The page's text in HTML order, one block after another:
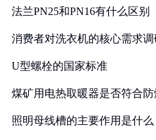
法兰PN25和PN16有什么区别
消费者对洗衣机的核心需求
U型螺栓的国家标准
煤矿用电热取暖器是否符合
照明母线槽的主要作用是什么